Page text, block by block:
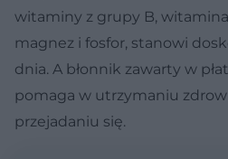
witaminy z grupy B,
magnez i fosfor, stanowi
dnia. A błonnik zawarty w
pomaga w utrzymaniu
przejadaniu się.